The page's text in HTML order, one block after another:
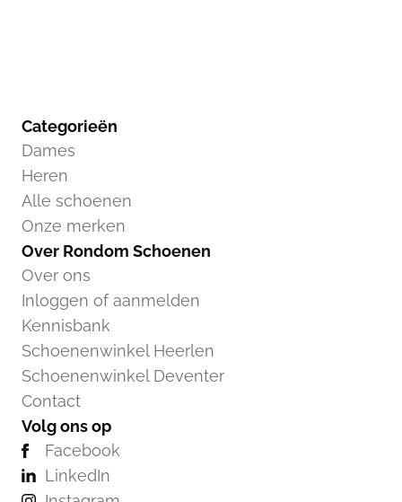
Categorieën
Dames
Heren
Alle schoenen
Onze merken
Over Rondom Schoenen
Over ons
Inloggen of aanmelden
Kennisbank
Schoenenwinkel Heerlen
Schoenenwinkel Deventer
Contact
Volg ons op
Facebook
LinkedIn